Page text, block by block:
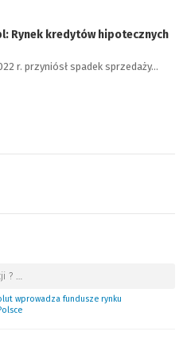
Rynek kredytów hipotecznych
r. przyniósł spadek sprzedaży…
? …
wprowadza fundusze rynku